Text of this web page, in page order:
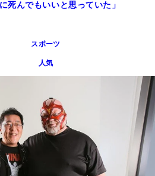
死んでもいいと思っていた」
スポーツ
人気